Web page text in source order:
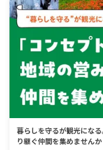
暮らしを守るが観光にな
り継ぐ仲間を集めませんか